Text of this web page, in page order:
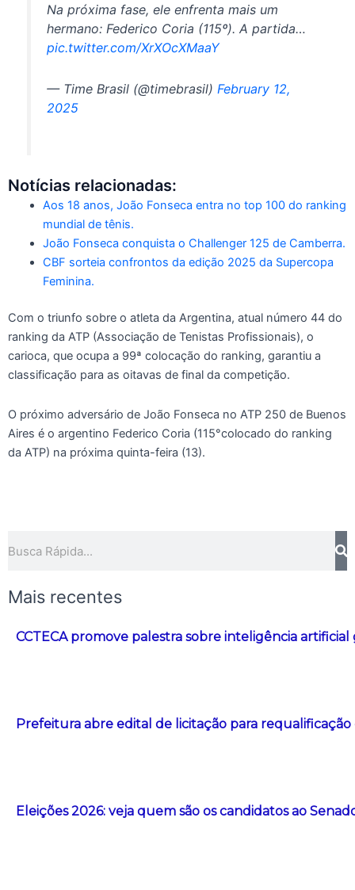
Na próxima fase, ele enfrenta mais um
hermano: Federico Coria (115º). A partida…
pic.twitter.com/XrXOcXMaaY
— Time Brasil (@timebrasil) February 12,
2025
Notícias relacionadas:
Aos 18 anos, João Fonseca entra no top 100 do ranking
mundial de tênis.
João Fonseca conquista o Challenger 125 de Camberra.
CBF sorteia confrontos da edição 2025 da Supercopa
Feminina.
Com o triunfo sobre o atleta da Argentina, atual número 44 do
ranking da ATP (Associação de Tenistas Profissionais), o
carioca, que ocupa a 99ª colocação do ranking, garantiu a
classificação para as oitavas de final da competição.
O próximo adversário de João Fonseca no ATP 250 de Buenos
Aires é o argentino Federico Coria (115°colocado do ranking
da ATP) na próxima quinta-feira (13).
Mais recentes
CCTECA promove palestra sobre inteligência
Prefeitura abre edital de licitação para
Eleições 2026: veja quem são os candidatos ao